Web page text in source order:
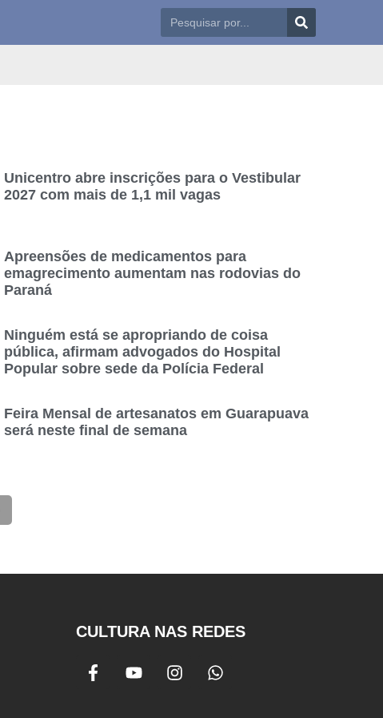
Unicentro abre inscrições para o Vestibular
2027 com mais de 1,1 mil vagas
Apreensões de medicamentos para
emagrecimento aumentam nas rodovias do
Paraná
Ninguém está se apropriando de coisa
pública, afirmam advogados do Hospital
Popular sobre sede da Polícia Federal
Feira Mensal de artesanatos em Guarapuava
será neste final de semana
CULTURA NAS REDES